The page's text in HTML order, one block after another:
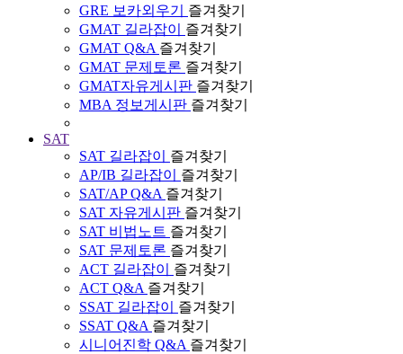
GRE 보카외우기
즐겨찾기
GMAT 길라잡이
즐겨찾기
GMAT Q&A 즐겨찾기
GMAT 문제토론 즐겨찾기
GMAT자유게시판 즐겨찾기
MBA 정보게시판 즐겨찾기
SAT
SAT 길라잡이
즐겨찾기
AP/IB 길라잡이
즐겨찾기
SAT/AP Q&A 즐겨찾기
SAT 자유게시판 즐겨찾기
SAT 비법노트 즐겨찾기
SAT 문제토론 즐겨찾기
ACT 길라잡이
즐겨찾기
ACT Q&A 즐겨찾기
SSAT 길라잡이
즐겨찾기
SSAT Q&A 즐겨찾기
시니어진학 Q&A 즐겨찾기